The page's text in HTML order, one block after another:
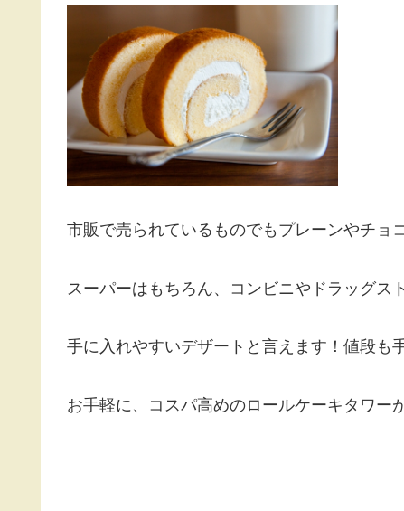
市販で売られているものでもプレーンやチョ
スーパーはもちろん、コンビニやドラッグス
手に入れやすいデザートと言えます！値段も
お手軽に、コスパ高めのロールケーキタワ